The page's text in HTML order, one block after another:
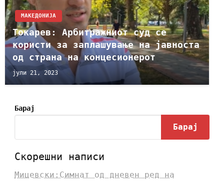
МАКЕДОНИЈА
Токарев: Арбитражниот суд се
користи за заплашување на јавноста
од страна на концесионерот
јули 21, 2023
Барај
Барај
Скорешни написи
Мицевски:Симнат од дневен ред на